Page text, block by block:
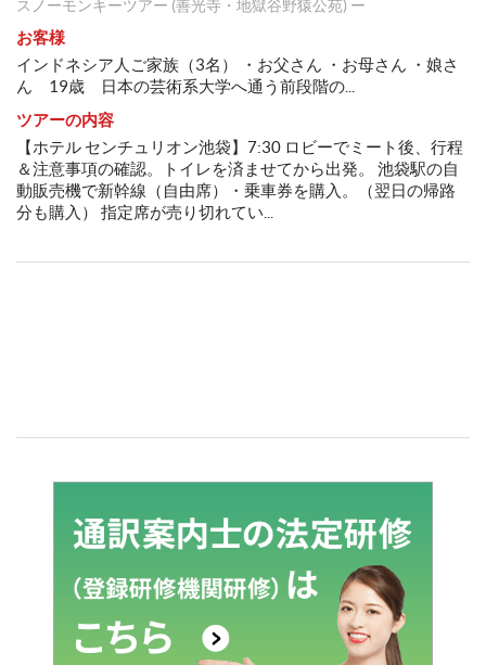
スノーモンキーツアー (善光寺・地獄谷野猿公苑) ー
お客様
インドネシア人ご家族（3名） ・お父さん ・お母さん ・娘さ
ん 19歳 日本の芸術系大学へ通う前段階の...
ツアーの内容
【ホテル センチュリオン池袋】7:30 ロビーでミート後、行程
＆注意事項の確認。トイレを済ませてから出発。 池袋駅の自
動販売機で新幹線（自由席）・乗車券を購入。（翌日の帰路
分も購入） 指定席が売り切れてい...